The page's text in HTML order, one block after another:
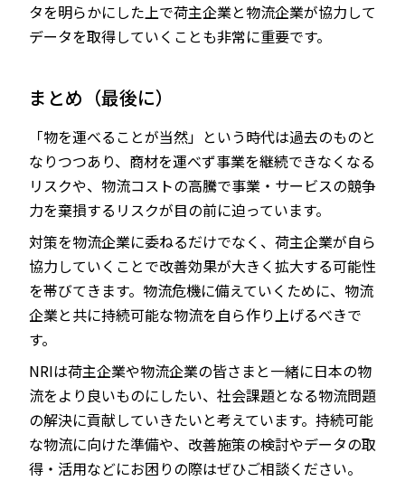
タを明らかにした上で荷主企業と物流企業が協力して
データを取得していくことも非常に重要です。
まとめ（最後に）
「物を運べることが当然」という時代は過去のものと
なりつつあり、商材を運べず事業を継続できなくなる
リスクや、物流コストの高騰で事業・サービスの競争
力を棄損するリスクが目の前に迫っています。
対策を物流企業に委ねるだけでなく、荷主企業が自ら
協力していくことで改善効果が大きく拡大する可能性
を帯びてきます。物流危機に備えていくために、物流
企業と共に持続可能な物流を自ら作り上げるべきで
す。
NRIは荷主企業や物流企業の皆さまと一緒に日本の物
流をより良いものにしたい、社会課題となる物流問題
の解決に貢献していきたいと考えています。持続可能
な物流に向けた準備や、改善施策の検討やデータの取
得・活用などにお困りの際はぜひご相談ください。